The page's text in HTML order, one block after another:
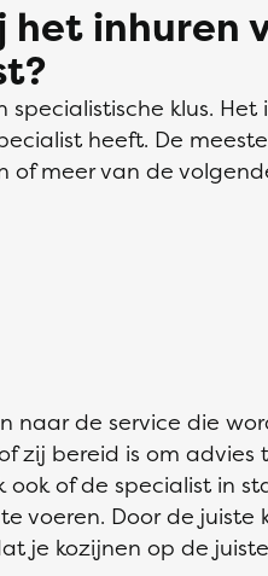
inhuren
specialistische klus.
heeft. De
of meer van de
naar de service die
zij bereid is om advies
of de specialist in
voeren. Door de juiste
je kozijnen op de